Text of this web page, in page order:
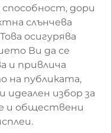
дори
слънчева
осигурява
Ви да се
и привлича
на публиката,
идеален избор за
и обществени